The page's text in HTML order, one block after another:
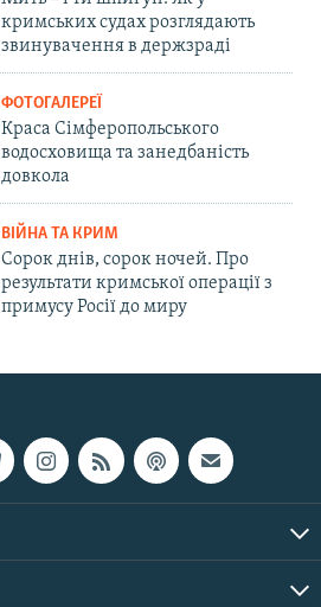
кримських судах розглядають
звинувачення в держзраді
ФОТОГАЛЕРЕЇ
Краса Сімферопольського
водосховища та занедбаність
довкола
ВІЙНА ТА КРИМ
Сорок днів, сорок ночей. Про
результати кримської операції з
примусу Росії до миру